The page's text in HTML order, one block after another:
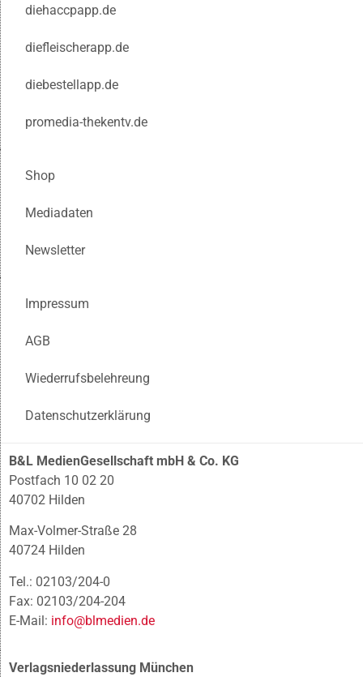
diehaccpapp.de
diefleischerapp.de
diebestellapp.de
promedia-thekentv.de
Shop
Mediadaten
Newsletter
Impressum
AGB
Wiederrufsbelehreung
Datenschutzerklärung
B&L MedienGesellschaft mbH & Co. KG
Postfach 10 02 20
40702 Hilden
Max-Volmer-Straße 28
40724 Hilden
Tel.: 02103/204-0
Fax: 02103/204-204
E-Mail: info@blmedien.de
Verlagsniederlassung München